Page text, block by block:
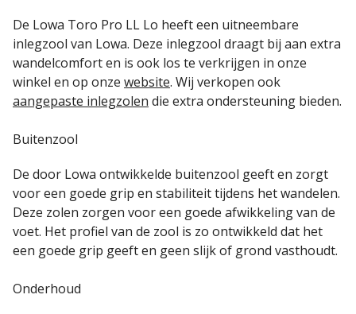
De Lowa Toro Pro LL Lo heeft een uitneembare
inlegzool van Lowa. Deze inlegzool draagt bij aan extra
wandelcomfort en is ook los te verkrijgen in onze
winkel en op onze website. Wij verkopen ook
aangepaste inlegzolen die extra ondersteuning bieden.
Buitenzool
De door Lowa ontwikkelde buitenzool geeft en zorgt
voor een goede grip en stabiliteit tijdens het wandelen.
Deze zolen zorgen voor een goede afwikkeling van de
voet. Het profiel van de zool is zo ontwikkeld dat het
een goede grip geeft en geen slijk of grond vasthoudt.
Onderhoud